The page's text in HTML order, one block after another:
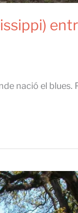
nació el blues.